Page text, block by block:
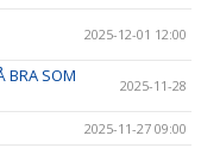
2025-12-01 12:00
BRA SOM
2025-11-28
2025-11-27 09:00